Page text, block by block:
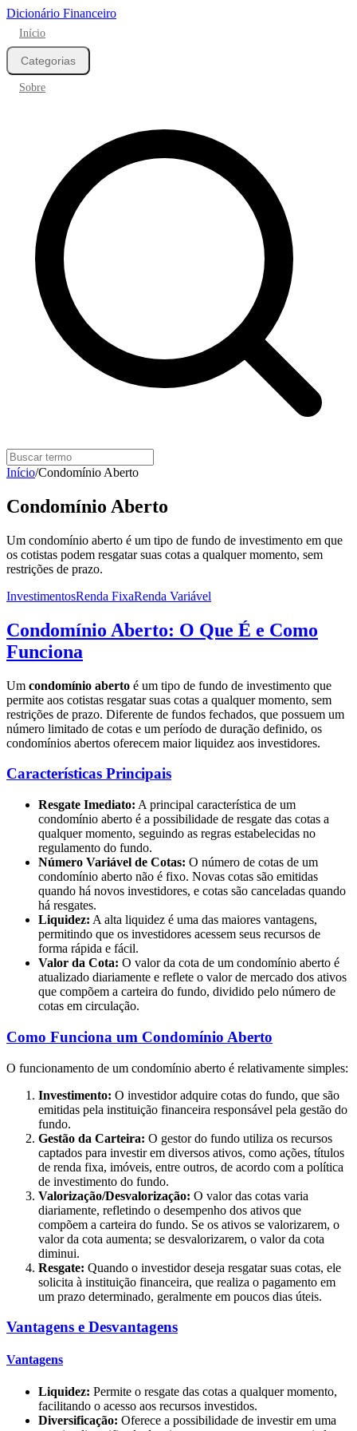
Dicionário Financeiro
Início
Categorias
Sobre
Início/Condomínio Aberto
Condomínio Aberto
Um condomínio aberto é um tipo de fundo de investimento em que
os cotistas podem resgatar suas cotas a qualquer momento, sem
restrições de prazo.
InvestimentosRenda FixaRenda Variável
Condomínio Aberto: O Que É e Como
Funciona
Um condomínio aberto é um tipo de fundo de investimento que
permite aos cotistas resgatar suas cotas a qualquer momento, sem
restrições de prazo. Diferente de fundos fechados, que possuem um
número limitado de cotas e um período de duração definido, os
condomínios abertos oferecem maior liquidez aos investidores.
Características Principais
Resgate Imediato: A principal característica de um
condomínio aberto é a possibilidade de resgate das cotas a
qualquer momento, seguindo as regras estabelecidas no
regulamento do fundo.
Número Variável de Cotas: O número de cotas de um
condomínio aberto não é fixo. Novas cotas são emitidas
quando há novos investidores, e cotas são canceladas quando
há resgates.
Liquidez: A alta liquidez é uma das maiores vantagens,
permitindo que os investidores acessem seus recursos de
forma rápida e fácil.
Valor da Cota: O valor da cota de um condomínio aberto é
atualizado diariamente e reflete o valor de mercado dos ativos
que compõem a carteira do fundo, dividido pelo número de
cotas em circulação.
Como Funciona um Condomínio Aberto
O funcionamento de um condomínio aberto é relativamente simples:
Investimento: O investidor adquire cotas do fundo, que são
emitidas pela instituição financeira responsável pela gestão do
fundo.
Gestão da Carteira: O gestor do fundo utiliza os recursos
captados para investir em diversos ativos, como ações, títulos
de renda fixa, imóveis, entre outros, de acordo com a política
de investimento do fundo.
Valorização/Desvalorização: O valor das cotas varia
diariamente, refletindo o desempenho dos ativos que
compõem a carteira do fundo. Se os ativos se valorizarem, o
valor da cota aumenta; se desvalorizarem, o valor da cota
diminui.
Resgate: Quando o investidor deseja resgatar suas cotas, ele
solicita à instituição financeira, que realiza o pagamento em
um prazo determinado, geralmente em poucos dias úteis.
Vantagens e Desvantagens
Vantagens
Liquidez: Permite o resgate das cotas a qualquer momento,
facilitando o acesso aos recursos investidos.
Diversificação: Oferece a possibilidade de investir em uma